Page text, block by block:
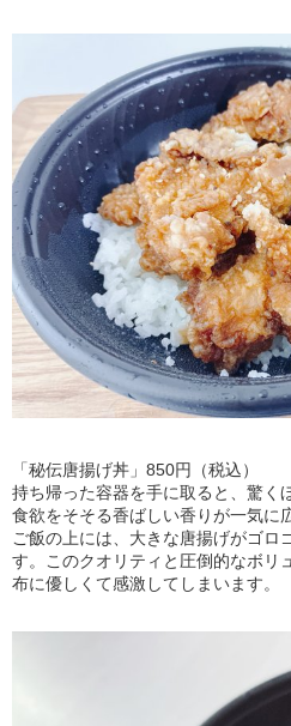
「秘伝唐揚げ丼」850円（税込）
持ち帰った容器を手に取ると、驚く
食欲をそそる香ばしい香りが一気に
ご飯の上には、大きな唐揚げがゴロ
す。このクオリティと圧倒的なボリ
布に優しくて感激してしまいます。